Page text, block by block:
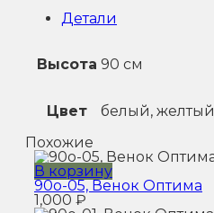
Детали
Высота 90 см
Цвет
белый, желтый
Похожие
В корзину
90o-05, Венок Оптима
1,000 ₽